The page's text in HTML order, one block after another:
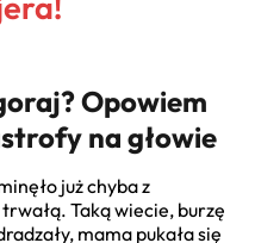
Opowiem
na głowie
już chyba z
Taką wiecie, burzę
mama pukała się